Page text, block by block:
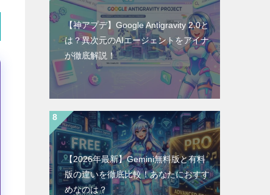
【神アプデ】Google Antigravity 2.0と
は？異次元のAIエージェントをアイナ
が徹底解説！
【2026年最新】Gemini無料版と有料
版の違いを徹底比較！あなたにおすす
めなのは？